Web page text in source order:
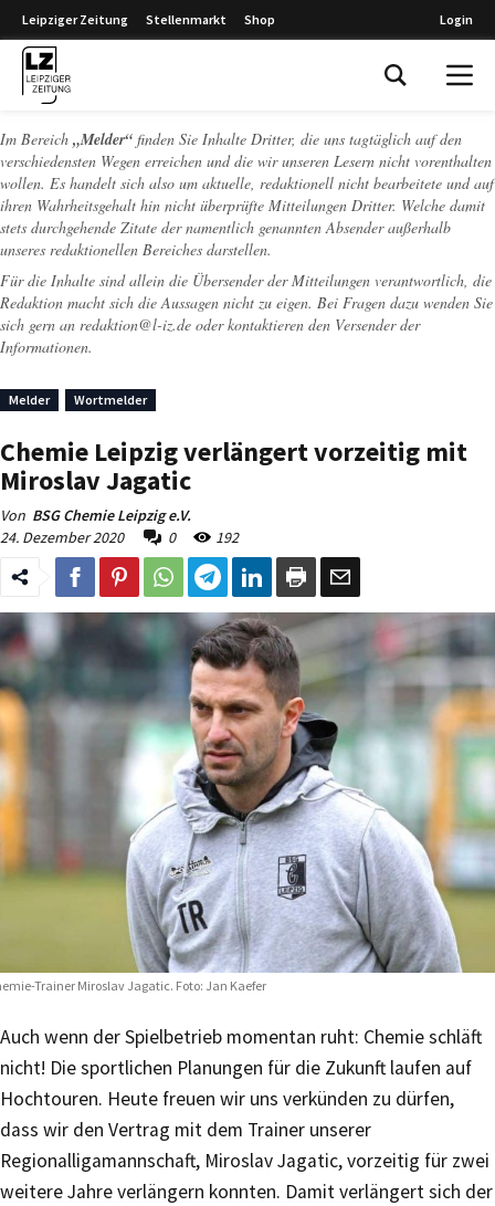
Leipziger Zeitung Stellenmarkt Shop Login
Im Bereich „Melder“ finden Sie Inhalte Dritter, die uns tagtäglich auf den
verschiedensten Wegen erreichen und die wir unseren Lesern nicht vorenthalten
wollen. Es handelt sich also um aktuelle, redaktionell nicht bearbeitete und auf
ihren Wahrheitsgehalt hin nicht überprüfte Mitteilungen Dritter. Welche damit
stets durchgehende Zitate der namentlich genannten Absender außerhalb
unseres redaktionellen Bereiches darstellen.
Für die Inhalte sind allein die Übersender der Mitteilungen verantwortlich, die
Redaktion macht sich die Aussagen nicht zu eigen. Bei Fragen dazu wenden Sie
sich gern an redaktion@l-iz.de oder kontaktieren den Versender der
Informationen.
Melder Wortmelder
Chemie Leipzig verlängert vorzeitig mit
Miroslav Jagatic
Von BSG Chemie Leipzig e.V.
24. Dezember 2020
0 192
Trainer Miroslav Jagatic. Foto: Jan Kaefer
Auch wenn der Spielbetrieb momentan ruht: Chemie schläft
nicht! Die sportlichen Planungen für die Zukunft laufen auf
Hochtouren. Heute freuen wir uns verkünden zu dürfen,
dass wir den Vertrag mit dem Trainer unserer
Regionalligamannschaft, Miroslav Jagatic, vorzeitig für zwei
weitere Jahre verlängern konnten. Damit verlängert sich der